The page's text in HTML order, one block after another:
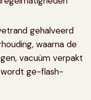
gehalveerd
waarna de
vacuüm verpakt
ge-flash-